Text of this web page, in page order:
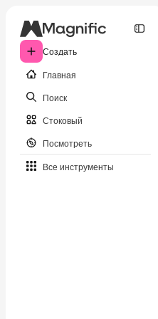
Создать
Главная
Поиск
Стоковый
Посмотреть
Все инструменты